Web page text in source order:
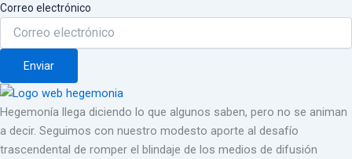
Correo electrónico
Enviar
Hegemonía llega diciendo lo que algunos saben, pero no se animan
a decir. Seguimos con nuestro modesto aporte al desafío
trascendental de romper el blindaje de los medios de difusión